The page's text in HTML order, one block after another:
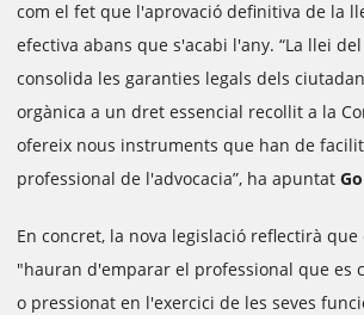
com el fet que l'aprovació definitiva de la
efectiva abans que s'acabi l'any. “La llei
consolida les garanties legals dels
orgànica a un dret essencial recollit a la
ofereix nous instruments que han de
professional de l'advocacia”, ha apuntat
En concret, la nova legislació reflectirà que
"hauran d'emparar el professional que es
o pressionat en l'exercici de les seves